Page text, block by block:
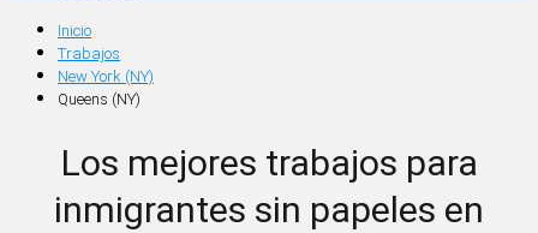
Inicio
Trabajos
New York (NY)
Queens (NY)
Los mejores trabajos para
inmigrantes sin papeles en